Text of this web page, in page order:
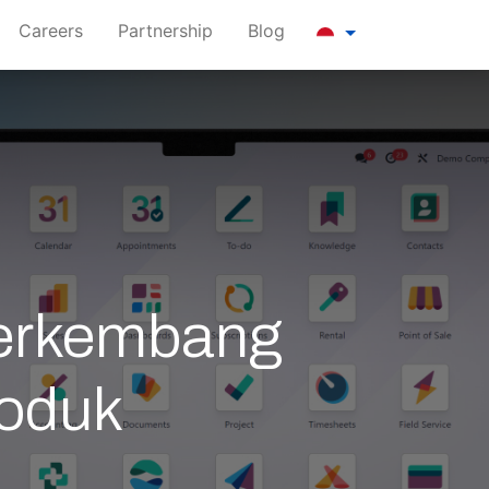
Careers Partnership Blog